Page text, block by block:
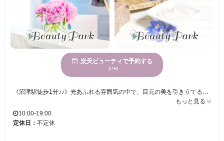
楽天ビューティで予約する
[PR]
《沼津駅徒歩1分♪♪》光あふれる雰囲気の中で、目元の美を引き立てる技術！マツエクのエキスパートが手掛ける多彩なデザインで、理想のまつげを実現。さまざまな年齢層に支持される信頼のサロンで、毎日の表情をワンランクアップ！ MAQUIA 沼津駅北口店は、広々とした空間の中で、自然光が心地よく降り注ぐ店内が特徴です。多様な年齢向けに対応しているため、どんな方でも安心して利用できます。MAQUIA 沼津駅北口店で、心が静まる雰囲気を楽しみながら、希望のスタイルを追求できる時間を過ごしてみませんか。お手頃価格で高い感性のサービスを体験できるのが魅力です。心身共にリフレッシュした後、自分自身に新しい輝きを見つける可能性が広がります。どうぞお気軽にご来店ください。
もっと見る
10:00-19:00
定休日： 不定休